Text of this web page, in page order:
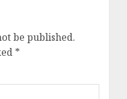
be published.
*